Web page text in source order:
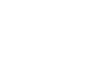
로이동하기
로이동하기